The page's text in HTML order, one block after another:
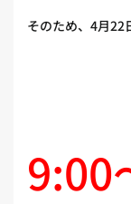
そのため、4月22
9:00